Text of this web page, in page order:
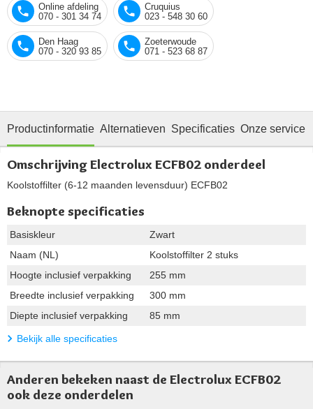
Online afdeling
070 - 301 34 74
Cruquius
023 - 548 30 60
Den Haag
070 - 320 93 85
Zoeterwoude
071 - 523 68 87
Productinformatie Alternatieven Specificaties Onze service
Omschrijving Electrolux ECFB02 onderdeel
Koolstoffilter (6-12 maanden levensduur) ECFB02
Beknopte specificaties
Basiskleur
Zwart
Naam (NL)
Koolstoffilter 2 stuks
Hoogte inclusief verpakking
255 mm
Breedte inclusief verpakking
300 mm
Diepte inclusief verpakking
85 mm
Bekijk alle specificaties
Anderen bekeken naast de Electrolux ECFB02
ook deze onderdelen